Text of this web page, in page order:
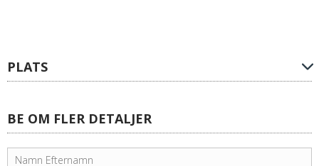
PLATS
BE OM FLER DETALJER